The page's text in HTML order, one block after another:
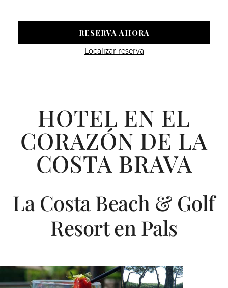
RESERVA AHORA
Localizar reserva
HOTEL EN EL
CORAZÓN DE LA
COSTA BRAVA
La Costa Beach & Golf
Resort en Pals